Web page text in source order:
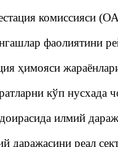
комиссияси
фаолиятини
ҳимояси
кўп нусхада
илмий
даражасини реал